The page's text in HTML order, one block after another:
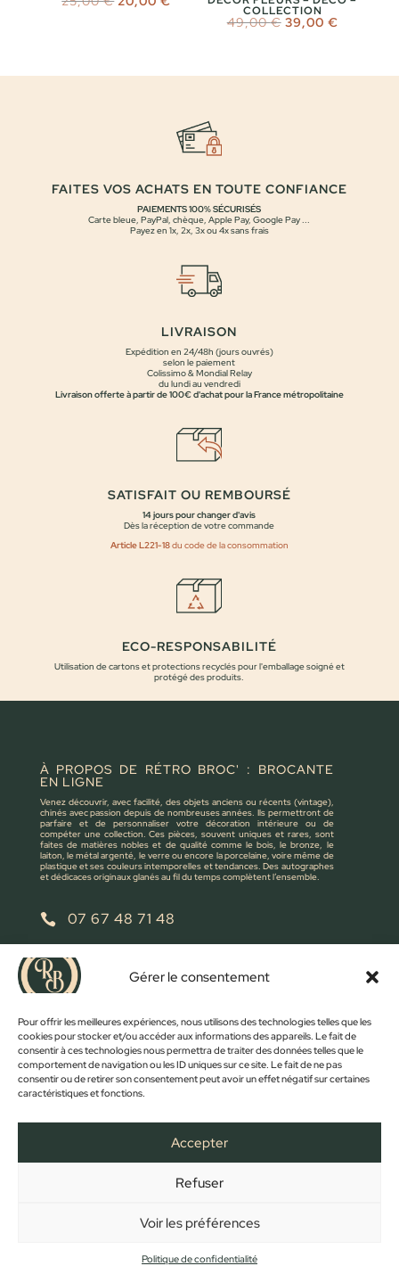
Gérer le consentement
Pour offrir les meilleures expériences, nous utilisons des technologies telles que les
cookies pour stocker et/ou accéder aux informations des appareils. Le fait de
consentir à ces technologies nous permettra de traiter des données telles que le
comportement de navigation ou les ID uniques sur ce site. Le fait de ne pas
consentir ou de retirer son consentement peut avoir un effet négatif sur certaines
caractéristiques et fonctions.
Accepter
Refuser
Voir les préférences
Politique de confidentialité
prix COLLECTION
49,00€ Le
prix
39,00 €Le
FAITES VOS ACHATS EN TOUTE CONFIANCE
PAIEMENTS 100% SÉCURISÉS
Carte bleue, PayPal, chèque, Apple Pay, Google Pay ...
Payez en 1x, 2x, 3x ou 4x sans frais
LIVRAISON
Expédition en 24/48h (jours ouvrés)
selon le paiement
Colissimo & Mondial Relay
du lundi au vendredi
Livraison offerte à partir de 100€ d'achat pour la France métropolitaine
SATISFAIT OU REMBOURSÉ
14 jours pour changer d'avis
Dès la réception de votre commande
Article L221-18du code de la consommation
ECO-RESPONSABILITÉ
Utilisation de cartons et protections recyclés pour l'emballage soigné et
protégé des produits.
À PROPOS DE RÉTRO BROC' : BROCANTE
EN LIGNE
Venez découvrir, avec facilité, des objets anciens ou récents (vintage),
chinés avec passion depuis de nombreuses années. Ils permettront de
parfaire et de personnaliser votre décoration intérieure ou de
compéter une collection. Ces pièces, souvent uniques et rares, sont
faites de matières nobles et de qualité comme le bois, le bronze, le
laiton, le métal argenté, le verre ou encore la porcelaine, voire même de
plastique et ses couleurs intemporelles et tendances. Des autographes
et dédicaces originaux glanés au fil du temps complètent l’ensemble.
 07 67 48 71 48
 retrobroc85@gmail.com
NOUS ÉCRIRE
BOUTIQUE
CONFIDENTIALITÉ
Copyright © 2023 - Créé et développé par